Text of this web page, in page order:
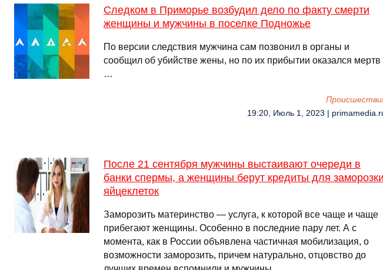
Следком в Приморье возбудил дело по факту смерти
женщины и мужчины в поселке Подножье
По версии следствия мужчина сам позвонил в органы и
сообщил об убийстве жены, но по их прибытии оказался мертв
…
19:20, Июль 1, 2023 |
После 21 сентября мужчины выстаивают очереди в
банки спермы, а женщины берут кредиты для заморозки
яйцеклеток
Заморозить материнство — услуга, к которой все чаще и чаще
прибегают женщины. Особенно в последние пару лет. А с
момента, как в России объявлена частичная мобилизация, о
возможности заморозить, причем натурально, отцовство до